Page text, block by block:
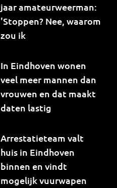
jaar amateurweerman:
'Stoppen? Nee, waarom
zou ik
In Eindhoven wonen
veel meer mannen dan
vrouwen en dat maakt
daten lastig
Arrestatieteam valt
huis in Eindhoven
binnen en vindt
mogelijk vuurwapen